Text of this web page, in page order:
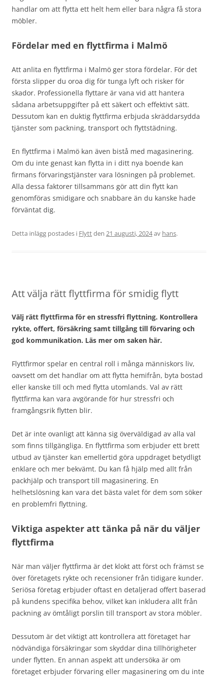
handlar om att flytta ett helt hem eller bara några få stora
möbler.
Fördelar med en flyttfirma i Malmö
Att anlita en flyttfirma i Malmö ger stora fördelar. För det
första slipper du oroa dig för tunga lyft och risker för
skador. Professionella flyttare är vana vid att hantera
sådana arbetsuppgifter på ett säkert och effektivt sätt.
Dessutom kan en duktig flyttfirma erbjuda skräddarsydda
tjänster som packning, transport och flyttstädning.
En flyttfirma i Malmö kan även bistå med magasinering.
Om du inte genast kan flytta in i ditt nya boende kan
firmans förvaringstjänster vara lösningen på problemet.
Alla dessa faktorer tillsammans gör att din flytt kan
genomföras smidigare och snabbare än du kanske hade
förväntat dig.
Detta inlägg postades i Flyttden 21 augusti, 2024av hans.
Att välja rätt flyttfirma för smidig flytt
Välj rätt flyttfirma för en stressfri flyttning. Kontrollera
rykte, offert, försäkring samt tillgång till förvaring och
god kommunikation. Läs mer om saken här.
Flyttfirmor spelar en central roll i många människors liv,
oavsett om det handlar om att flytta hemifrån, byta bostad
eller kanske till och med flytta utomlands. Val av rätt
flyttfirma kan vara avgörande för hur stressfri och
framgångsrik flytten blir.
Det är inte ovanligt att känna sig överväldigad av alla val
som finns tillgängliga. En flyttfirma som erbjuder ett brett
utbud av tjänster kan emellertid göra uppdraget betydligt
enklare och mer bekvämt. Du kan få hjälp med allt från
packhjälp och transport till magasinering. En
helhetslösning kan vara det bästa valet för dem som söker
en problemfri flyttning.
Viktiga aspekter att tänka på när du väljer
flyttfirma
När man väljer flyttfirma är det klokt att först och främst se
över företagets rykte och recensioner från tidigare kunder.
Seriösa företag erbjuder oftast en detaljerad offert baserad
på kundens specifika behov, vilket kan inkludera allt från
packning av ömtåligt porslin till transport av stora möbler.
Dessutom är det viktigt att kontrollera att företaget har
nödvändiga försäkringar som skyddar dina tillhörigheter
under flytten. En annan aspekt att undersöka är om
företaget erbjuder förvaring eller magasinering om du inte